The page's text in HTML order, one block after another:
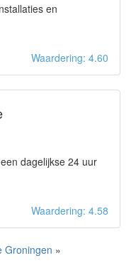
en
Waardering: 4.60
dagelijkse 24 uur
Waardering: 4.58
Groningen »